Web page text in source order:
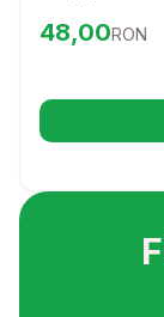
nutritional
Preț:48.00
48,00RON